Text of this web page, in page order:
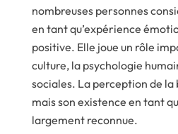
nombreuses personnes
en tant qu’expérience
positive. Elle joue un rôle
culture, la psychologie
sociales. La perception de
mais son existence en tant
largement reconnue.